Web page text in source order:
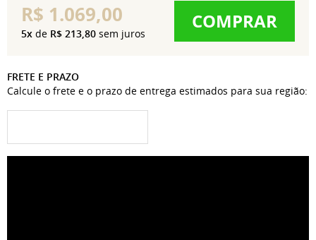
R$ 1.069,00
5x de R$ 213,80 sem juros COMPRAR
FRETE E PRAZO
Calcule o frete e o prazo de entrega estimados para sua região: